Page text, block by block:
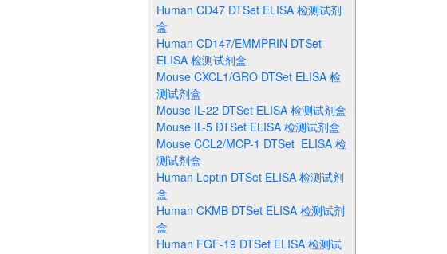
Human CD47 DTSet ELISA 检测试剂
盒
Human CD147/EMMPRIN DTSet
ELISA 检测试剂盒
Mouse CXCL1/GRO DTSet ELISA 检
测试剂盒
Mouse IL-22 DTSet ELISA 检测试剂盒
Mouse IL-5 DTSet ELISA 检测试剂盒
Mouse CCL2/MCP-1 DTSet ELISA 检
测试剂盒
Human Leptin DTSet ELISA 检测试剂
盒
Human CKMB DTSet ELISA 检测试剂
盒
Human FGF-19 DTSet ELISA 检测试